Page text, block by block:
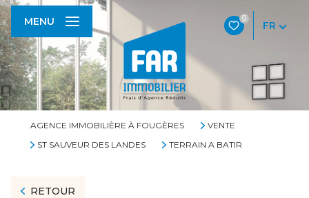
0
FR
MENU
AGENCE IMMOBILIÈRE À FOUGÈRES
VENTE
ST SAUVEUR DES LANDES
TERRAIN A BATIR
RETOUR